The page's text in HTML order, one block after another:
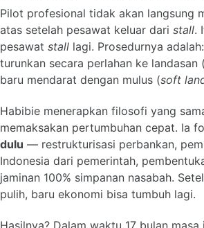
Pilot profesional tidak akan langsung
atas setelah pesawat keluar dari stall.
pesawat stall lagi. Prosedurnya
turunkan secara perlahan ke landasan (
baru mendarat dengan mulus (soft
Habibie menerapkan filosofi yang
memaksakan pertumbuhan cepat. Ia
dulu — restrukturisasi perbankan,
Indonesia dari pemerintah,
jaminan 100% simpanan nasabah.
pulih, baru ekonomi bisa tumbuh lagi.